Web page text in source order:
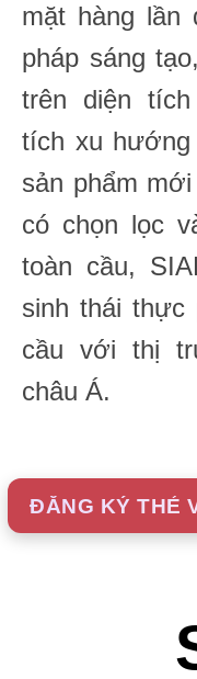
mặt hàng lần
pháp sáng
trên diện
tích xu hướng
sản phẩm
có chọn lọc
toàn cầu,
sinh thái thực
cầu với thị
châu Á.
ĐĂNG KÝ THẺ